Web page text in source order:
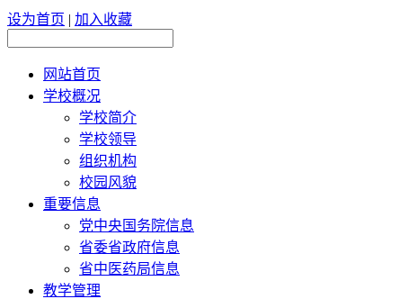
设为首页 | 加入收藏
网站首页
学校概况
学校简介
学校领导
组织机构
校园风貌
重要信息
党中央国务院信息
省委省政府信息
省中医药局信息
教学管理